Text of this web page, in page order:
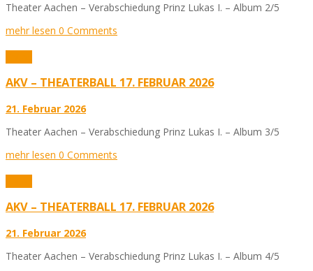
Theater Aachen – Verabschiedung Prinz Lukas I. – Album 2/5
mehr lesen 0 Comments
AKV – THEATERBALL 17. FEBRUAR 2026
21. Februar 2026
Theater Aachen – Verabschiedung Prinz Lukas I. – Album 3/5
mehr lesen 0 Comments
AKV – THEATERBALL 17. FEBRUAR 2026
21. Februar 2026
Theater Aachen – Verabschiedung Prinz Lukas I. – Album 4/5